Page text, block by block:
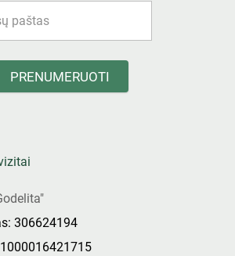
PRENUMERUOTI
306624194